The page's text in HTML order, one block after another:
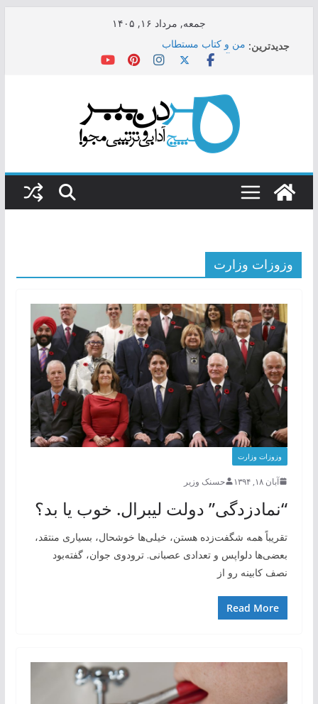
content
جمعه, مرداد ۱۶, ۱۴۰۵
جدیدترین: من و کتاب مستطاب
این آخرین نبرد نیست!
خرده داروغه‌های دیار ما غداره‌ی داده‌کاوی هم بسته‌اند
وزوزات وزارت
وزوزات وزارت
آبان ۱۸, ۱۳۹۴ حسنک وزیر
“نمادزدگی” دولت لیبرال. خوب یا بد؟
تقریباً همه شگفت‌زده هستن، خیلی‌ها خوشحال، بسیاری منتقد،
بعضی‌ها دلواپس و تعدادی عصبانی. ترودوی جوان، گفته‌بود
نصف کابینه رو از
Read More